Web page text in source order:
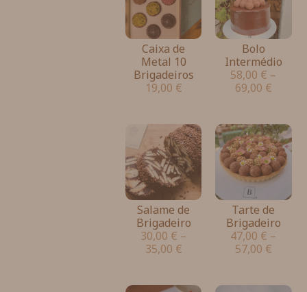
Caixa de
Metal 10
Brigadeiros
19,00 €
Bolo
Intermédio
58,00 € –
69,00 €
Salame de
Brigadeiro
30,00 € –
35,00 €
Tarte de
Brigadeiro
47,00 € –
57,00 €